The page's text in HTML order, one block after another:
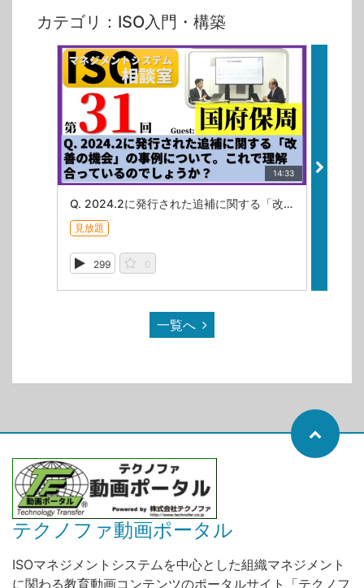
カテゴリ：ISO入門・構築
14:33
Q. 2024.2に発行された追補に関する「改善の機会」の事例について。これで理解合っているのでしょうか？【ISOマネジメントシステム相談室・第31回】
見放題
299 0
一覧へ
テクノファ動画ポータル
ISOマネジメントシステムを中心とした組織マネジメント
に関わる教育動画コンテンツのポータルサイト「テクノフ